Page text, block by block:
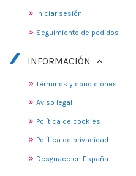
Iniciar sesión
Seguimiento de pedidos
INFORMACIÓN
Términos y condiciones
Aviso legal
Política de cookies
Política de privacidad
Desguace en España